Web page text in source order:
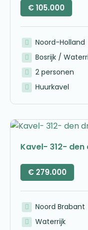
€105.000
Noord-Holland
Bosrijk /
2 personen
Huurkavel
Kavel- 312-
€ 279.000
Noord Brabant
Waterrijk